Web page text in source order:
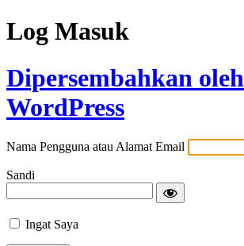
Log Masuk
Dipersembahkan oleh
WordPress
Nama Pengguna atau Alamat Email
Sandi
Ingat Saya